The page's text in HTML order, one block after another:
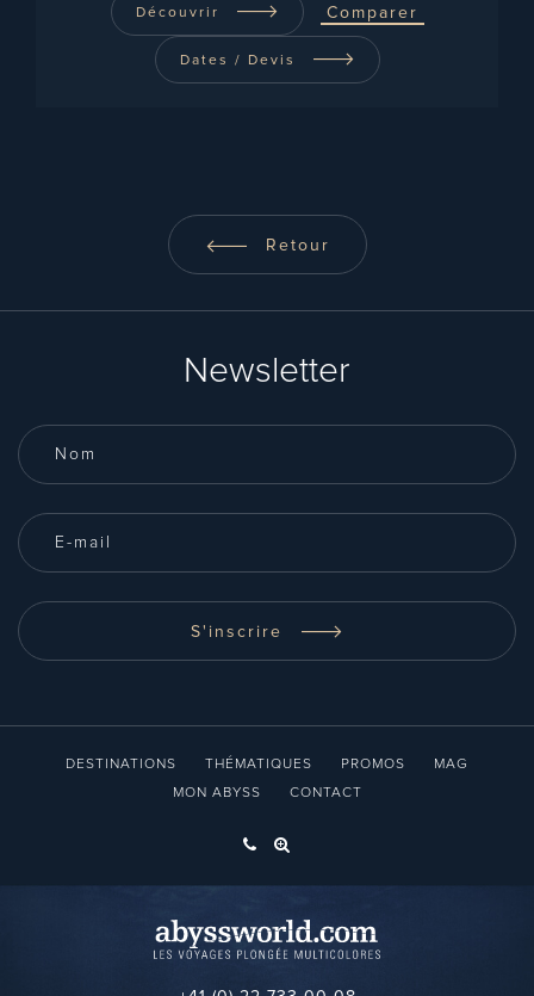
Découvrir Comparer
Dates / Devis
Retour
Newsletter
S'inscrire
DESTINATIONS THÉMATIQUES PROMOS
MAG
MON ABYSS
CONTACT